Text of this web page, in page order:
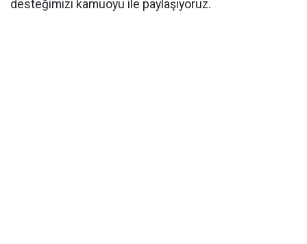
desteğimizi kamuoyu ile paylaşıyoruz.